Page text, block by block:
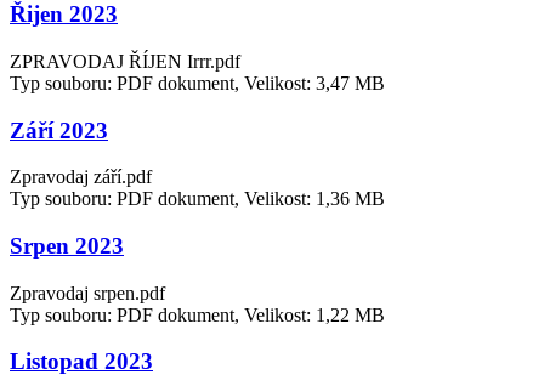
Řijen 2023
ZPRAVODAJ ŘÍJEN Irrr.pdf
Typ souboru: PDF dokument, Velikost: 3,47 MB
Září 2023
Zpravodaj září.pdf
Typ souboru: PDF dokument, Velikost: 1,36 MB
Srpen 2023
Zpravodaj srpen.pdf
Typ souboru: PDF dokument, Velikost: 1,22 MB
Listopad 2023